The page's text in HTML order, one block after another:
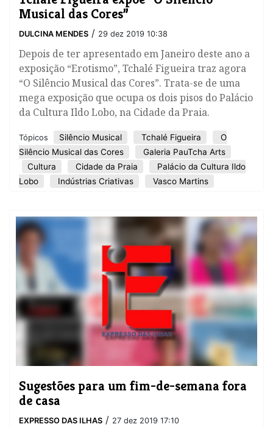
Musical das Cores”
DULCINA MENDES / 29 dez 2019 10:38
Depois de ter apresentado em Janeiro deste ano a
exposição “Erotismo”, Tchalé Figueira traz agora
“O Silêncio Musical das Cores”. Trata-se de uma
mega exposição que ocupa os dois pisos do Palácio
da Cultura Ildo Lobo, na Cidade da Praia.
Tópicos Silêncio Musical Tchalé Figueira
O
Silêncio Musical das Cores
Galeria PauTcha Arts
Cultura
Cidade da Praia
Palácio da Cultura Ildo
Lobo
Indústrias Criativas Vasco Martins
Sugestões para um fim-de-semana fora
de casa
EXPRESSO DAS ILHAS / 27 dez 2019 17:10